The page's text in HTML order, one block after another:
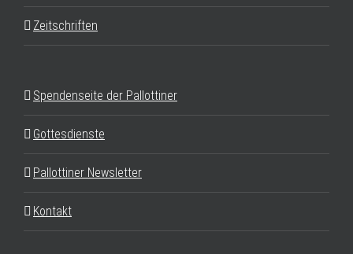
Zeitschriften
Spendenseite der Pallottiner
Gottesdienste
Pallottiner Newsletter
Kontakt